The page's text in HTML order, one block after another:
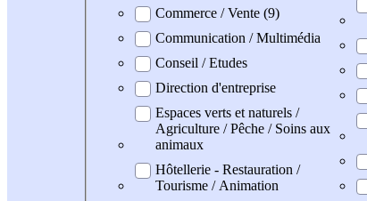
Commerce / Vente (9)
Communication / Multimédia
Conseil / Etudes
Direction d'entreprise
Espaces verts et naturels /
Agriculture / Pêche / Soins aux
animaux
Hôtellerie - Restauration /
Tourisme / Animation